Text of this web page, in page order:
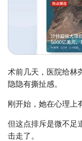
术前几天，医院给林
隐隐有撕扯感。
刚开始，她在心理上
但这点排斥是微不足
击走了。